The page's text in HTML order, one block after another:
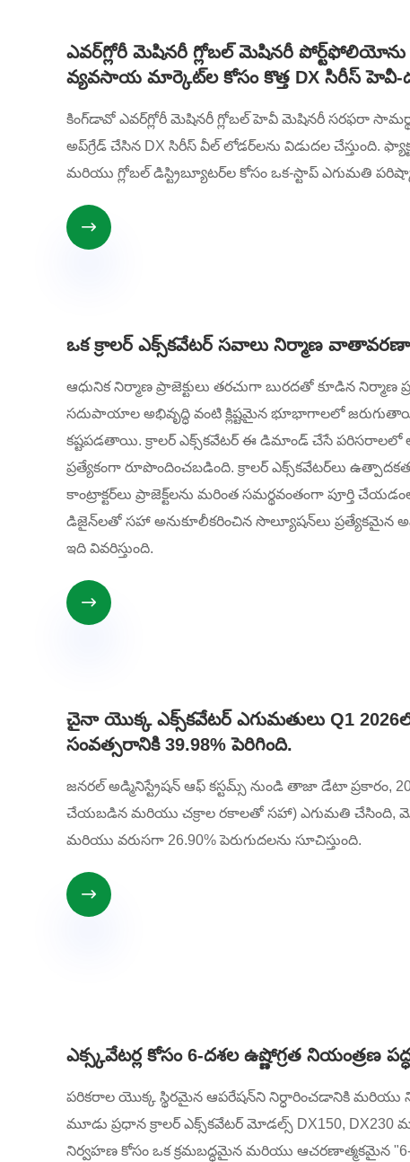
ఎవర్‌గ్లోరీ మెషినరీ గ్లోబల్ మెషినరీ పోర్ట్‌ఫోలియోను
వ్యవసాయ మార్కెట్‌ల కోసం కొత్త DX సిరీస్ హెవీ-
కింగ్‌డావో ఎవర్‌గ్లోరీ మెషినరీ గ్లోబల్ హెవీ మెషినరీ సరఫరా
అప్‌గ్రేడ్ చేసిన DX సిరీస్ వీల్ లోడర్‌లను విడుదల చేస్తుంది.
మరియు గ్లోబల్ డిస్ట్రిబ్యూటర్‌ల కోసం ఒక-స్టాప్ ఎగుమతి

ఒక క్రాలర్ ఎక్స్‌కవేటర్ సవాలు నిర్మాణ
ఆధునిక నిర్మాణ ప్రాజెక్టులు తరచుగా బురదతో కూడిన
సదుపాయాల అభివృద్ధి వంటి క్లిష్టమైన భూభాగాలలో
కష్టపడతాయి. క్రాలర్ ఎక్స్‌కవేటర్ ఈ డిమాండ్ చేసే పరిసరాలలో
ప్రత్యేకంగా రూపొందించబడింది. క్రాలర్ ఎక్స్‌కవేటర్‌లు
కాంట్రాక్టర్‌లు ప్రాజెక్ట్‌లను మరింత సమర్థవంతంగా పూర్తి
డిజైన్‌లతో సహా అనుకూలీకరించిన సొల్యూషన్‌లు ప్రత్యేకమైన
ఇది వివరిస్తుంది.

చైనా యొక్క ఎక్స్‌కవేటర్ ఎగుమతులు Q1
సంవత్సరానికి 39.98% పెరిగింది.
జనరల్ అడ్మినిస్ట్రేషన్ ఆఫ్ కస్టమ్స్ నుండి తాజా డేటా ప్రకారం,
చేయబడిన మరియు చక్రాల రకాలతో సహా) ఎగుమతి చేసింది,
మరియు వరుసగా 26.90% పెరుగుదలను సూచిస్తుంది.

ఎక్స్కవేటర్ల కోసం 6-దశల ఉష్ణోగ్రత నియంత్రణ
పరికరాల యొక్క స్థిరమైన ఆపరేషన్‌ని నిర్ధారించడానికి మరియు
మూడు ప్రధాన క్రాలర్ ఎక్స్‌కవేటర్ మోడల్స్ DX150,
నిర్వహణ కోసం ఒక క్రమబద్ధమైన మరియు ఆచరణాత్మకమైన